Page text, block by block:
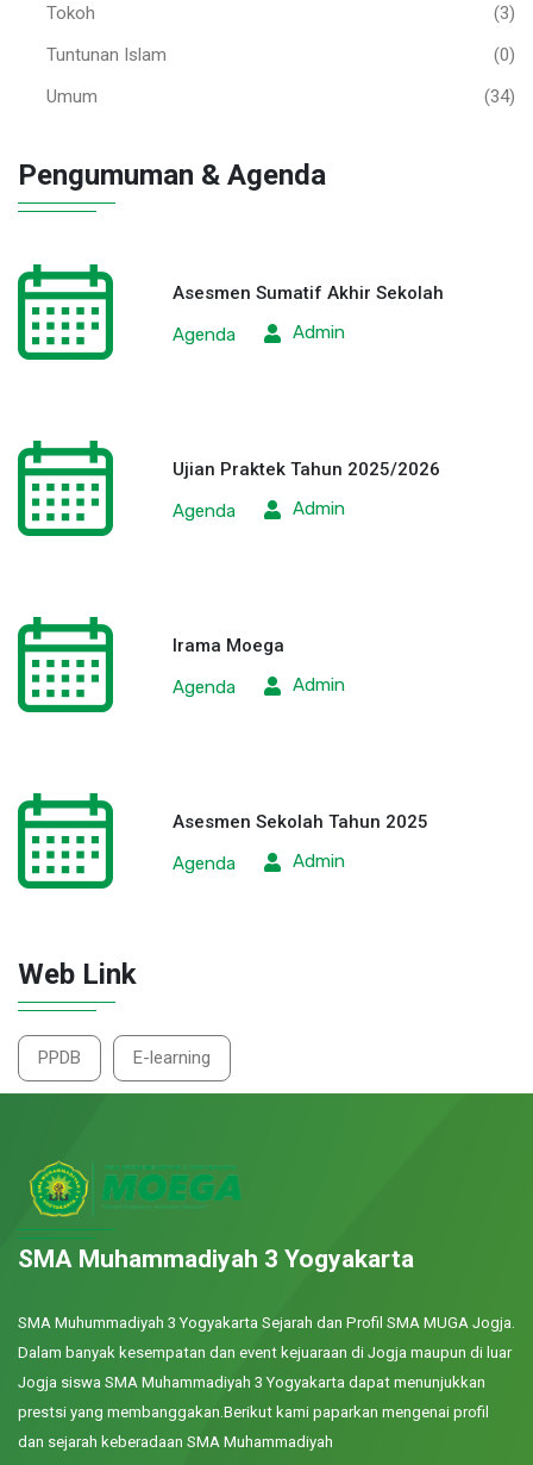
Tokoh
(3)
Tuntunan Islam
(0)
Umum
(34)
Pengumuman & Agenda
Asesmen Sumatif Akhir Sekolah
Agenda
Admin
Ujian Praktek Tahun 2025/2026
Agenda
Admin
Irama Moega
Agenda
Admin
Asesmen Sekolah Tahun 2025
Agenda
Admin
Web Link
PPDB E-learning
SMA Muhammadiyah 3 Yogyakarta
SMA Muhummadiyah 3 Yogyakarta Sejarah dan Profil SMA MUGA Jogja.
Dalam banyak kesempatan dan event kejuaraan di Jogja maupun di luar
Jogja siswa SMA Muhammadiyah 3 Yogyakarta dapat menunjukkan
prestsi yang membanggakan.Berikut kami paparkan mengenai profil
dan sejarah keberadaan SMA Muhammadiyah